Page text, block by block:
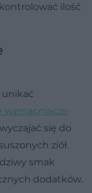
ilość
unikać
wzmacniacze
się do
ziół.
smak
dodatków.